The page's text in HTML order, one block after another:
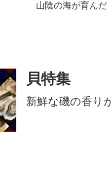
山陰の海が育んだ
貝特集
新鮮な磯の香り